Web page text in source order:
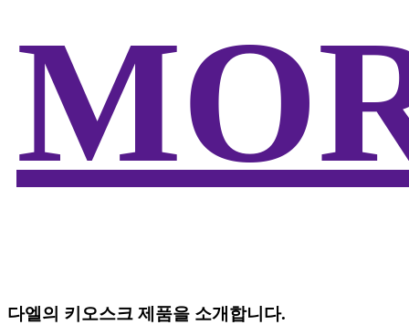
다엘의 키오스크 제품을 소개합니다.